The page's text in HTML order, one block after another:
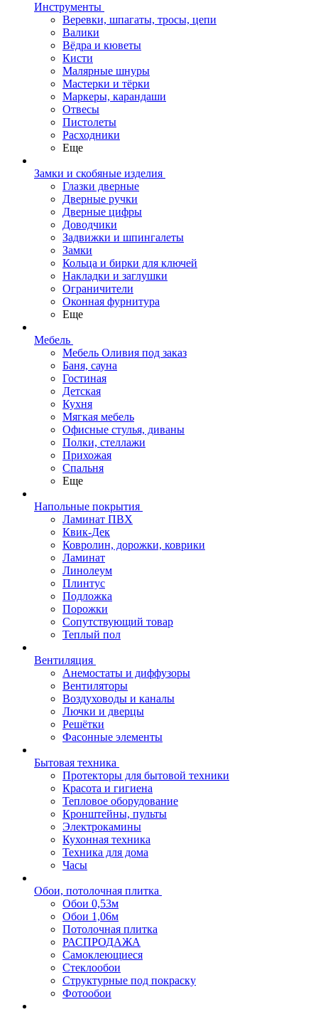
Инструменты
Веревки, шпагаты, тросы, цепи
Валики
Вёдра и кюветы
Кисти
Малярные шнуры
Мастерки и тёрки
Маркеры, карандаши
Отвесы
Пистолеты
Расходники
Еще
Замки и скобяные изделия
Глазки дверные
Дверные ручки
Дверные цифры
Доводчики
Задвижки и шпингалеты
Замки
Кольца и бирки для ключей
Накладки и заглушки
Ограничители
Оконная фурнитура
Еще
Мебель
Мебель Оливия под заказ
Баня, сауна
Гостиная
Детская
Кухня
Мягкая мебель
Офисные стулья, диваны
Полки, стеллажи
Прихожая
Спальня
Еще
Напольные покрытия
Ламинат ПВХ
Квик-Дек
Ковролин, дорожки, коврики
Ламинат
Линолеум
Плинтус
Подложка
Порожки
Сопутствующий товар
Теплый пол
Вентиляция
Анемостаты и диффузоры
Вентиляторы
Воздуховоды и каналы
Лючки и дверцы
Решётки
Фасонные элементы
Бытовая техника
Протекторы для бытовой техники
Красота и гигиена
Тепловое оборудование
Кронштейны, пульты
Электрокамины
Кухонная техника
Техника для дома
Часы
Обои, потолочная плитка
Обои 0,53м
Обои 1,06м
Потолочная плитка
РАСПРОДАЖА
Самоклеющиеся
Стеклообои
Структурные под покраску
Фотообои